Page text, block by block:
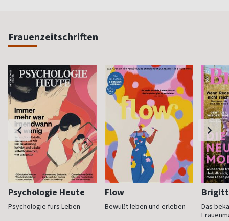
Frauenzeitschriften
Psychologie Heute
Psychologie fürs Leben
Flow
Bewußt leben und erleben
Das